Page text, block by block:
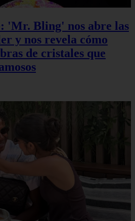
'Mr. Bling' nos abre las
y nos revela cómo
de cristales que